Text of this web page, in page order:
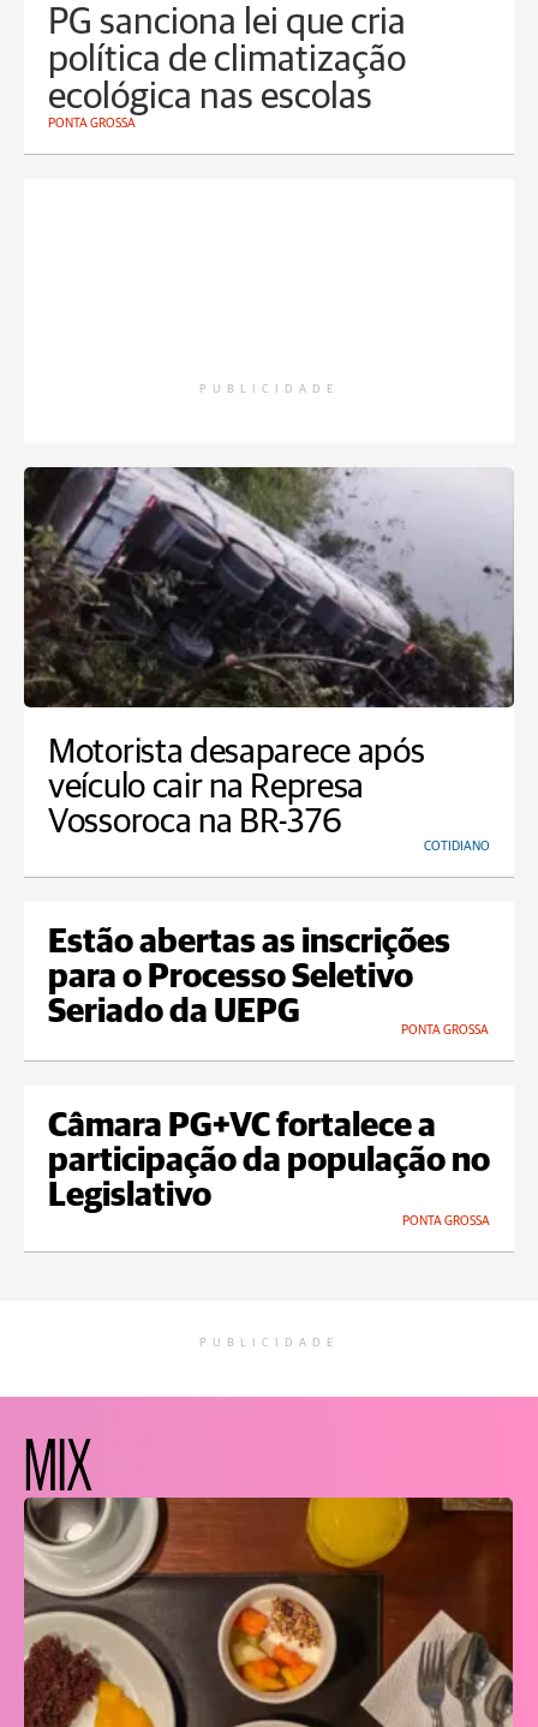
PG sanciona lei que cria
política de climatização
ecológica nas escolas
PONTA GROSSA
PUBLICIDADE
Motorista desaparece após
veículo cair na Represa
Vossoroca na BR-376
COTIDIANO
Estão abertas as inscrições
para o Processo Seletivo
Seriado da UEPG
PONTA GROSSA
Câmara PG+VC fortalece a
participação da população no
Legislativo
PONTA GROSSA
PUBLICIDADE
MIX